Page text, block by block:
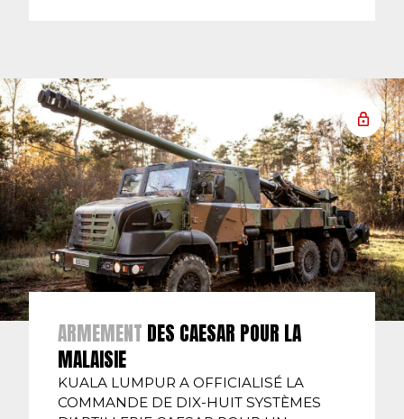
ARMEMENT DES CAESAR POUR LA
MALAISIE
KUALA LUMPUR A OFFICIALISÉ LA
COMMANDE DE DIX-HUIT SYSTÈMES